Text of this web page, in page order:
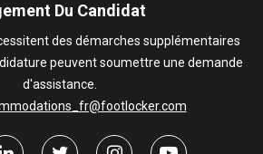
Du Candidat
des démarches supplémentaires
peuvent soumettre une demande
d'assistance.